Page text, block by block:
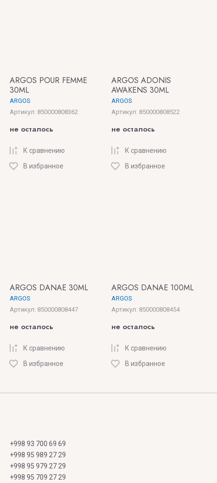
ARGOS POUR FEMME
30ML
ARGOS
Артикул: 850000808362
не осталось
К сравнению
В избранное
ARGOS ADONIS
AWAKENS 30ML
ARGOS
Артикул: 850000808522
не осталось
К сравнению
В избранное
ARGOS DANAE 30ML
ARGOS
Артикул: 850000808447
не осталось
К сравнению
В избранное
ARGOS DANAE 100ML
ARGOS
Артикул: 850000808454
не осталось
К сравнению
В избранное
+998 93 700 69 69
+998 95 989 27 29
+998 95 979 27 29
+998 95 709 27 29